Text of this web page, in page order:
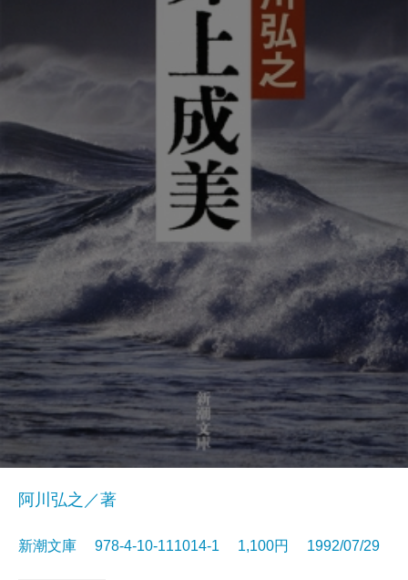
阿川弘之／著
新潮文庫 978-4-10-111014-1 1,100円 1992/07/29